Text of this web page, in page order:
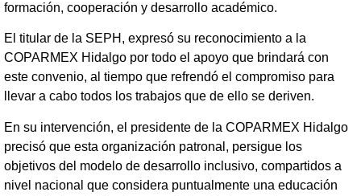
formación, cooperación y desarrollo académico.
El titular de la SEPH, expresó su reconocimiento a la
COPARMEX Hidalgo por todo el apoyo que brindará con
este convenio, al tiempo que refrendó el compromiso para
llevar a cabo todos los trabajos que de ello se deriven.
En su intervención, el presidente de la COPARMEX Hidalgo
precisó que esta organización patronal, persigue los
objetivos del modelo de desarrollo inclusivo, compartidos a
nivel nacional que considera puntualmente una educación